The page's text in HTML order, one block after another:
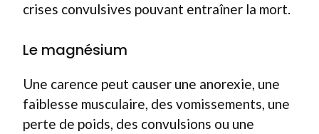
crises convulsives pouvant entraîner la mort.
Le magnésium
Une carence peut causer une anorexie, une
faiblesse musculaire, des vomissements, une
perte de poids, des convulsions ou une